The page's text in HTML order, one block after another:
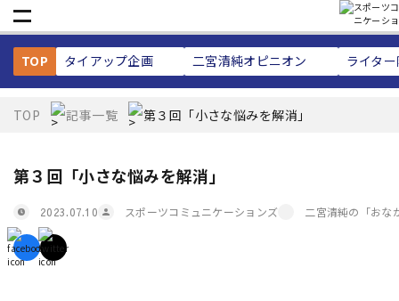
TOP タイアップ企画 二宮清純オピニオン ライタ
TOP 記事一覧 第３回「小さな悩みを解消」
第３回「小さな悩みを解消」
2023.07.10 スポーツコミュニケーションズ 二宮清純の「おな